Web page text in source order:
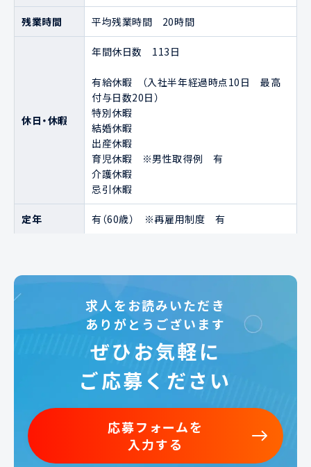
残業時間 平均残業時間　20時間
休日・休暇
年間休日数　113日
有給休暇　（入社半年経過時点10日　最高
付与日数20日）
特別休暇
結婚休暇
出産休暇
育児休暇　※男性取得例　有
介護休暇
忌引休暇
定年 有（60歳）　※再雇用制度　有
求人をお読みいただき
ありがとうございます
ぜひお気軽に
ご応募ください
応募フォームを
入力する
応募フォームを